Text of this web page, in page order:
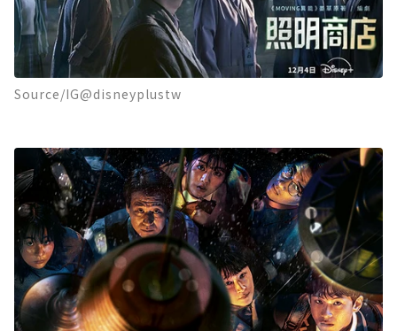
Source/IG@disneyplustw